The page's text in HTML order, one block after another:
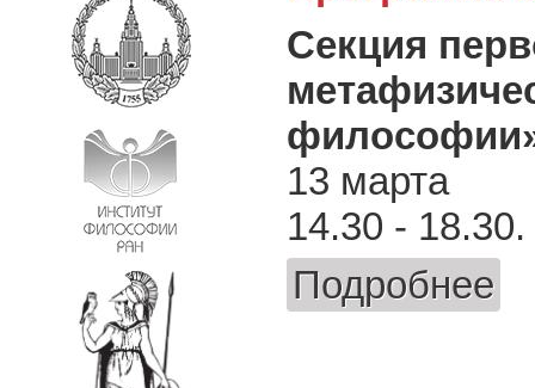
Секция
13 марта
14.30 -
Подробнее